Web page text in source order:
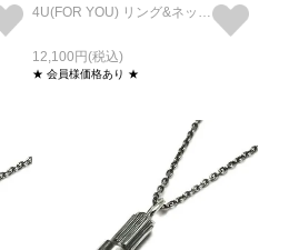
4U(FOR YOU) リング&ネックレス M / ペアリング・ペアネックレス
12,100
★ 会員様価格あり ★